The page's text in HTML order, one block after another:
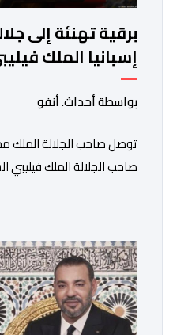
برقية تهنئة إلى
إسبانيا الملك
عيد العرش المجيد
بواسطة أحداث. أنفو
توصل صاحب الجلالة الملك
صاحب الجلالة الملك فيليبي
باسمه الخاص وباسم
تهانيه وأطيب تمنياته
الملك، وبالمزيد من